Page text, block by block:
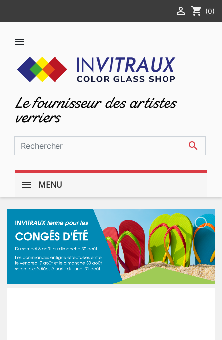
 shopping_cart (0)

Le fournisseur des artistes
verriers

MENU